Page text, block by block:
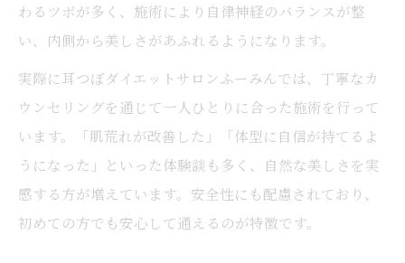
わるツボが多く、施術により自律神経のバランスが整
い、内側から美しさがあふれるようになります。
実際に耳つぼダイエットサロンふーみんでは、丁寧なカ
ウンセリングを通じて一人ひとりに合った施術を行って
います。「肌荒れが改善した」「体型に自信が持てるよ
うになった」といった体験談も多く、自然な美しさを実
感する方が増えています。安全性にも配慮されており、
初めての方でも安心して通えるのが特徴です。